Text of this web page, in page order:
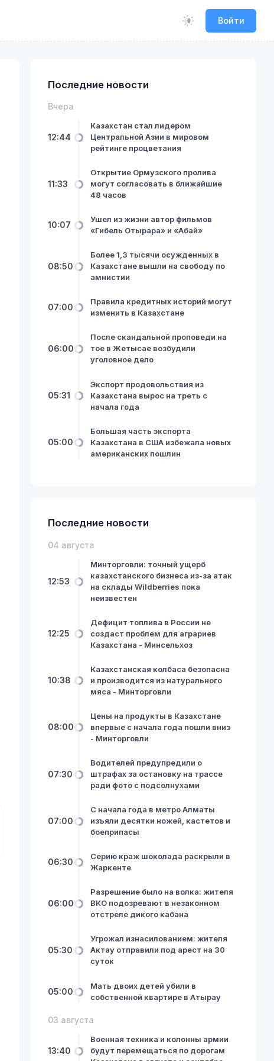
Войти
Последние новости
Вчера
12:44
Казахстан стал лидером
Центральной Азии в мировом
рейтинге процветания
11:33
Открытие Ормузского пролива
могут согласовать в ближайшие
48 часов
10:07
Ушел из жизни автор фильмов
«Гибель Отырара» и «Абай»
08:50
Более 1,3 тысячи осужденных в
Казахстане вышли на свободу по
амнистии
07:00
Правила кредитных историй могут
изменить в Казахстане
06:00
После скандальной проповеди на
тое в Жетысае возбудили
уголовное дело
05:31
Экспорт продовольствия из
Казахстана вырос на треть с
начала года
05:00
Большая часть экспорта
Казахстана в США избежала новых
американских пошлин
Последние новости
04 августа
12:53
Минторговли: точный ущерб
казахстанского бизнеса из-за атак
на склады Wildberries пока
неизвестен
12:25
Дефицит топлива в России не
создаст проблем для аграриев
Казахстана - Минсельхоз
10:38
Казахстанская колбаса безопасна
и производится из натурального
мяса - Минторговли
08:00
Цены на продукты в Казахстане
впервые с начала года пошли вниз
- Минторговли
07:30
Водителей предупредили о
штрафах за остановку на трассе
ради фото с подсолнухами
07:00
С начала года в метро Алматы
изъяли десятки ножей, кастетов и
боеприпасы
06:30
Серию краж шоколада раскрыли в
Жаркенте
06:00
Разрешение было на волка: жителя
ВКО подозревают в незаконном
отстреле дикого кабана
05:30
Угрожал изнасилованием: жителя
Актау отправили под арест на 30
суток
05:00
Мать двоих детей убили в
собственной квартире в Атырау
03 августа
13:40
Военная техника и колонны армии
будут перемещаться по дорогам